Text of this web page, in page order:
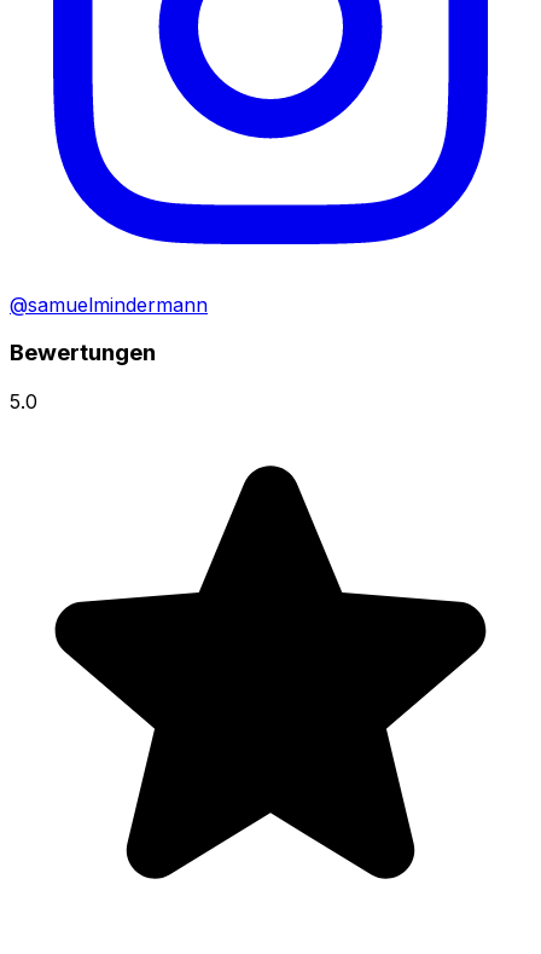
@samuelmindermann
Bewertungen
5.0